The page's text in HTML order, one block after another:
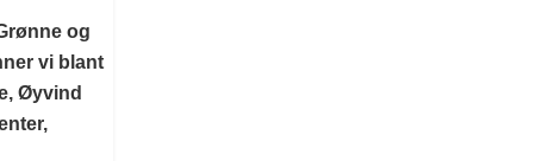
og
vi blant
Øyvind